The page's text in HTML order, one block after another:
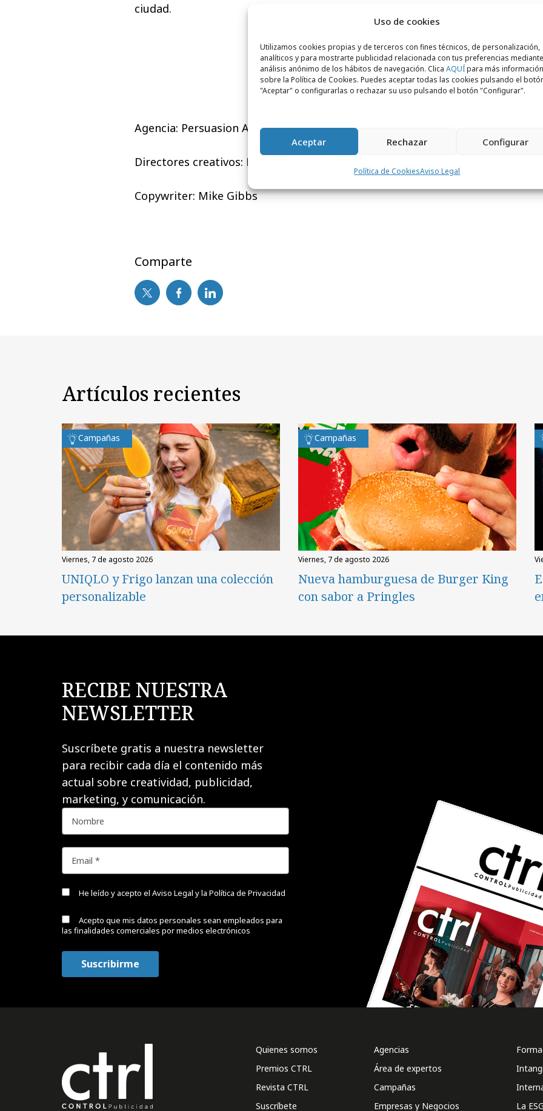
Uso de cookies
Utilizamos cookies propias y de terceros con fines técnicos, de personalización,
analíticos y para mostrarte publicidad relacionada con tus preferencias
análisis anónimo de los hábitos de navegación. Clica AQUÍpara más información
sobre la Política de Cookies. Puedes aceptar todas las cookies pulsando el
"Aceptar" o configurarlas o rechazar su uso pulsando el botón "Configurar".
Aceptar Rechazar Configurar
Política de CookiesAviso Legal
ciudad.
Ficha técnica
Agencia: Persuasion Arts & Sciences, EE.UU
Directores creativos: Dion Hughes, Mark Johnson
Copywriter: Mike Gibbs
Comparte
Artículos recientes
Campañas
viernes, 7 de agosto 2026
UNIQLO y Frigo lanzan una colección
personalizable
Campañas
viernes, 7 de agosto 2026
Nueva hamburguesa de Burger King
con sabor a Pringles
RECIBE NUESTRA
NEWSLETTER
Suscríbete gratis a nuestra newsletter
para recibir cada día el contenido más
actual sobre creatividad, publicidad,
marketing, y comunicación.
He leído y acepto el Aviso Legal y la Política de Privacidad
Acepto que mis datos personales sean empleados para
las finalidades comerciales por medios electrónicos
Quienes somos
Premios CTRL
Revista CTRL
Suscríbete
Agencias
Área de expertos
Campañas
Empresas y Negocios
La